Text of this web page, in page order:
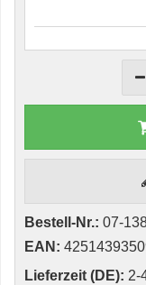
Bestell-Nr.: 07-
EAN:
Lieferzeit (DE): 2-